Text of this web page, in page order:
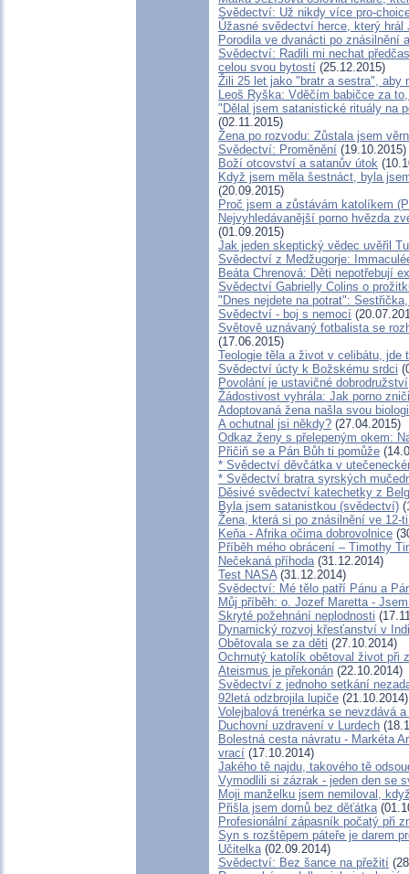
Svědectví: Už nikdy více pro-
Úžasné svědectví herce, který hrál
Porodila ve dvanácti po znásilnění
Svědectví: Radili mi nechat
celou svou bytostí (25.12.2015)
Žili 25 let jako "bratr a sestra", aby
Leoš Ryška: Vděčím babičce za
"Dělal jsem satanistické rituály na
(02.11.2015)
Žena po rozvodu: Zůstala jsem
Svědectví: Proměnění (19.10.2015)
Boží otcovství a satanův útok
Když jsem měla šestnáct, byla
(20.09.2015)
Proč jsem a zůstávám katolíkem
Nejvyhledávanější porno hvězda
(01.09.2015)
Jak jeden skeptický vědec uvěřil
Svědectví z Medžugorje:
Beáta Chrenová: Děti nepotřebují
Svědectví Gabrielly Colins o
"Dnes nejdete na potrat":
Svědectví - boj s nemocí
Světově uznávaný fotbalista se
(17.06.2015)
Teologie těla a život v celibátu, jde
Svědectví úcty k Božskému srdci
Povolání je ustavičné dobrodružství
Žádostivost vyhrála: Jak porno
Adoptovaná žena našla svou
A ochutnal jsi někdy? (27.04.2015)
Odkaz ženy s přelepeným okem:
Přičiň se a Pán Bůh ti pomůže
* Svědectví děvčátka v
* Svědectví bratra syrských
Děsivé svědectví katechetky z
Byla jsem satanistkou (svědectví)
Žena, která si po znásilnění ve 12-
Keňa - Afrika očima dobrovolnice
Příběh mého obrácení – Timothy
Nečekaná příhoda(31.12.2014)
Test NASA(31.12.2014)
Svědectví: Mé tělo patří Pánu a
Můj příběh: o. Jozef Maretta -
Skryté požehnání neplodnosti
Dynamický rozvoj křesťanství v
Obětovala se za děti (27.10.2014)
Ochrnutý katolík obětoval život při
Ateismus je překonán (22.10.2014)
Svědectví z jednoho setkání
92letá odzbrojila lupiče (21.10.2014)
Volejbalová trenérka se nevzdává
Duchovní uzdravení v Lurdech
Bolestná cesta návratu - Markéta
vrací (17.10.2014)
Jakého tě najdu, takového tě
Vymodlili si zázrak - jeden den se
Moji manželku jsem nemiloval,
Přišla jsem domů bez děťátka
Profesionální zápasník počatý při
Syn s rozštěpem páteře je darem
Učitelka(02.09.2014)
Svědectví: Bez šance na přežití